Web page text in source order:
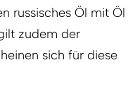
russisches Öl mit Öl
zudem der
sich für diese